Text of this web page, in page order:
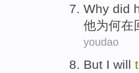
Why did
他为何在
youdao
But I will